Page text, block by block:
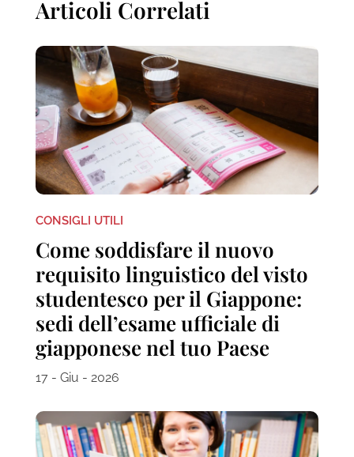
Articoli Correlati
CONSIGLI UTILI
Come soddisfare il nuovo
requisito linguistico del visto
studentesco per il Giappone:
sedi dell’esame ufficiale di
giapponese nel tuo Paese
17 - Giu - 2026